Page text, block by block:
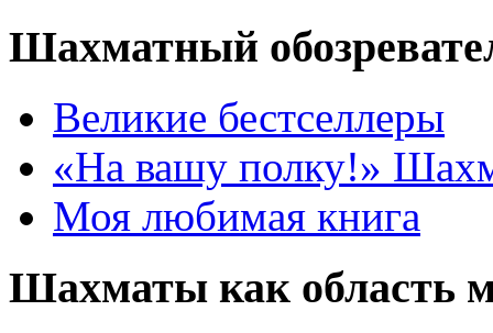
Шахматный
Великие бестселлеры
«На вашу полку!»
Моя любимая книга
Шахматы как область